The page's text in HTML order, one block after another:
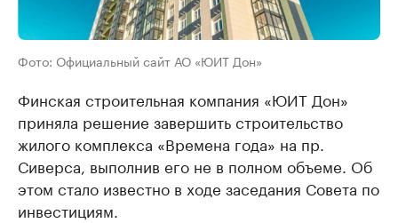
Фото: Официальный сайт АО «ЮИТ Дон»
Финская строительная компания «ЮИТ Дон»
приняла решение завершить строительство
жилого комплекса «Времена года» на пр.
Сиверса, выполнив его не в полном объеме. Об
этом стало известно в ходе заседания Совета по
инвестициям.